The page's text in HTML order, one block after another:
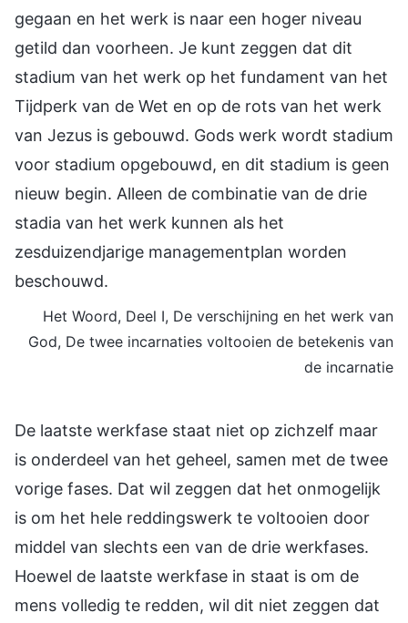
gegaan en het werk is naar een hoger niveau
getild dan voorheen. Je kunt zeggen dat dit
stadium van het werk op het fundament van het
Tijdperk van de Wet en op de rots van het werk
van Jezus is gebouwd. Gods werk wordt stadium
voor stadium opgebouwd, en dit stadium is geen
nieuw begin. Alleen de combinatie van de drie
stadia van het werk kunnen als het
zesduizendjarige managementplan worden
beschouwd.
Het Woord, Deel I, De verschijning en het werk van
God, De twee incarnaties voltooien de betekenis van
de incarnatie
De laatste werkfase staat niet op zichzelf maar
is onderdeel van het geheel, samen met de twee
vorige fases. Dat wil zeggen dat het onmogelijk
is om het hele reddingswerk te voltooien door
middel van slechts een van de drie werkfases.
Hoewel de laatste werkfase in staat is om de
mens volledig te redden, wil dit niet zeggen dat